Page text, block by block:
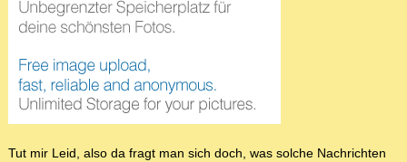
Tut mir Leid, also da fragt man sich doch, was solche Nachrichten